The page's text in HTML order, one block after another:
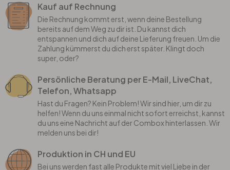
Kauf auf Rechnung
Die Rechnung kommt erst, wenn deine Bestellung
bereits auf dem Weg zu dir ist. Du kannst dich
entspannen und dich auf deine Lieferung freuen. Um die
Zahlung kümmerst du dich erst später. Klingt doch
super, oder?
Persönliche Beratung per E-Mail, LiveChat,
Telefon, Whatsapp
Hast du Fragen? Kein Problem! Wir sind hier, um dir zu
helfen! Wenn du uns einmal nicht sofort erreichst, kannst
du uns eine Nachricht auf der Combox hinterlassen. Wir
melden uns bei dir!
Produktion in CH und EU
Bei uns werden fast alle Produkte mit viel Liebe in der